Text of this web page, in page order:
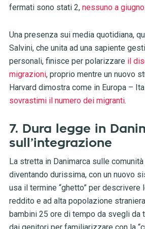
fermati sono stati 2, nessuno a giugno.
Una presenza sui media quotidiana,
Salvini, che unita ad una sapiente
personali, finisce per polarizzare il
migrazioni, proprio mentre un nuovo
Harvard dimostra come in Europa –
sovrastimi il numero dei migranti.
7. Dura legge in
sull’integrazione
La stretta in Danimarca sulle
diventando durissima, con un nuovo
usa il termine “ghetto” per descrivere
reddito e ad alta popolazione
bambini 25 ore di tempo da svegli da